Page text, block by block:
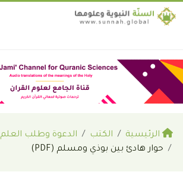
الرئيسية الكتب
الدعوة وطلب العلم
حوار هادئ بين بوذي ومسلم (PDF)